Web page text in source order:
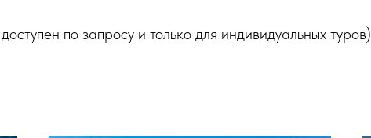
по запросу и только для индивидуальных туров)